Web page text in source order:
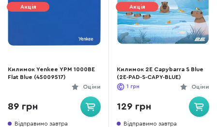
Акція
Килимок Yenkee YPM 1000BE
Flat Blue (45009517)
Оціни
89 грн
Відправимо завтра
Акція
Килимок 2E Capybarra S Blue
(2E-PAD-S-CAPY-BLUE)
Оціни
1 грн
129 грн
Відправимо завтра